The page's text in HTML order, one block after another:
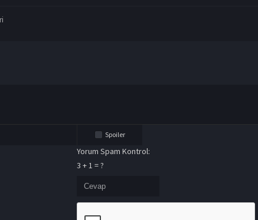
Spoiler
Yorum Spam Kontrol:
3 + 1 = ?